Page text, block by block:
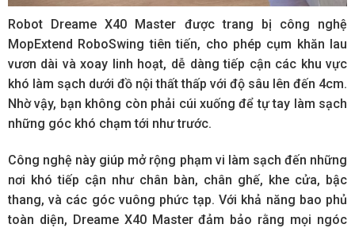
Robot Dreame X40 Master được trang bị công nghệ
MopExtend RoboSwing tiên tiến, cho phép cụm khăn lau
vươn dài và xoay linh hoạt, dễ dàng tiếp cận các khu vực
khó làm sạch dưới đồ nội thất thấp với độ sâu lên đến 4cm.
Nhờ vậy, bạn không còn phải cúi xuống để tự tay làm sạch
những góc khó chạm tới như trước.
Công nghệ này giúp mở rộng phạm vi làm sạch đến những
nơi khó tiếp cận như chân bàn, chân ghế, khe cửa, bậc
thang, và các góc vuông phức tạp. Với khả năng bao phủ
toàn diện, Dreame X40 Master đảm bảo rằng mọi ngóc